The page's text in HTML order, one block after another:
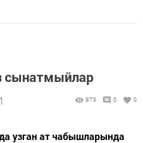
873 0 0
узган ат чабышларында